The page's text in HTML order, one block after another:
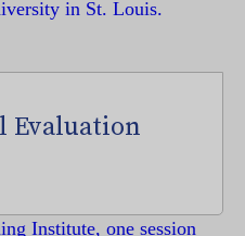
in St. Louis.
Evaluation
Institute, one session